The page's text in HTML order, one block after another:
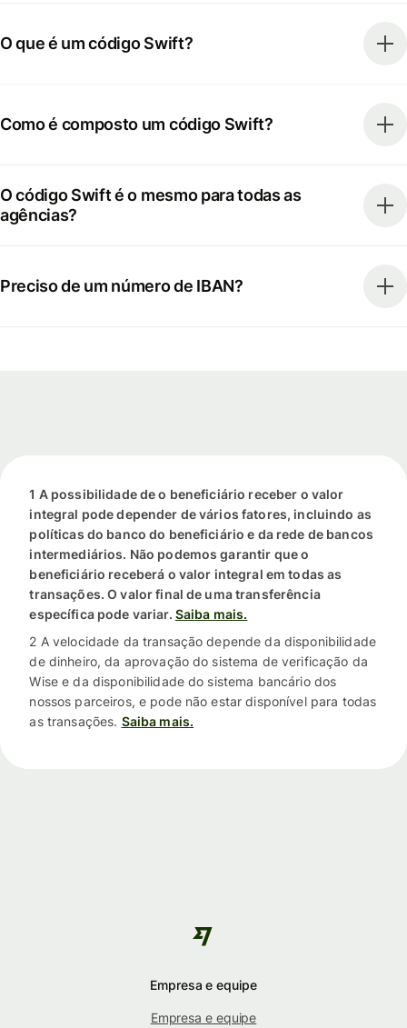
O que é um código Swift?
Como é composto um código Swift?
O código Swift é o mesmo para todas as
agências?
Preciso de um número de IBAN?
1 A possibilidade de o beneficiário receber o valor
integral pode depender de vários fatores, incluindo as
políticas do banco do beneficiário e da rede de bancos
intermediários. Não podemos garantir que o
beneficiário receberá o valor integral em todas as
transações. O valor final de uma transferência
específica pode variar. Saiba mais.
2 A velocidade da transação depende da disponibilidade
de dinheiro, da aprovação do sistema de verificação da
Wise e da disponibilidade do sistema bancário dos
nossos parceiros, e pode não estar disponível para todas
as transações. Saiba mais.
Empresa e equipe
Empresa e equipe